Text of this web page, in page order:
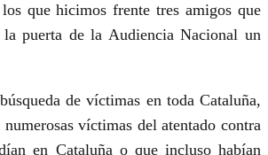
que hicimos frente tres amigos que
la puerta de la Audiencia Nacional un
de víctimas en toda Cataluña,
víctimas del atentado contra
en Cataluña o que incluso habían